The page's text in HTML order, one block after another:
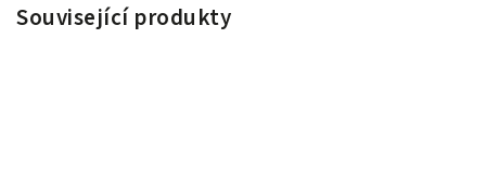
Související produkty